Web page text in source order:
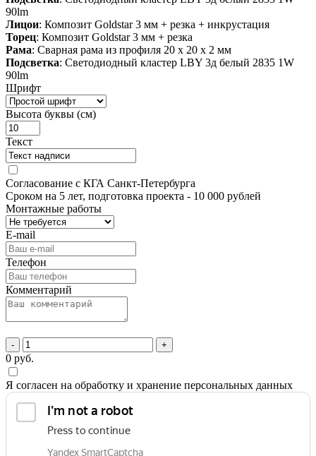
90lm
Лицои: Композит Goldstar 3 мм + резка + инкрустация
Торец: Композит Goldstar 3 мм + резка
Рама: Сварная рама из профиля 20 х 20 х 2 мм
Подсветка: Светодиодный кластер LBY 3д белый 2835 1W
90lm
Шрифт
Высота буквы (см)
Текст
Согласование с КГА Санкт-Петербурга
Сроком на 5 лет, подготовка проекта - 10 000 рублей
Монтажные работы
E-mail
Телефон
Комментарий
- +
0 руб.
Я согласен на обработку и хранение персональных данных